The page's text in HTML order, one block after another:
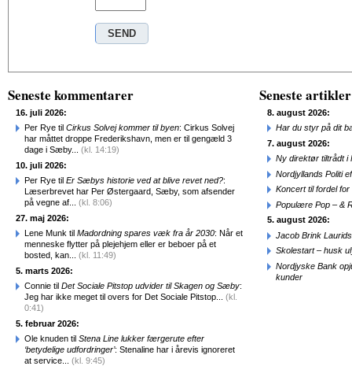
Seneste kommentarer
16. juli 2026:
Per Rye til Cirkus Solvej kommer til byen: Cirkus Solvej
har måttet droppe Frederikshavn, men er til gengæld 3
dage i Sæby... (kl. 14:19)
10. juli 2026:
Per Rye til Er Sæbys historie ved at blive revet ned?:
Læserbrevet har Per Østergaard, Sæby, som afsender
på vegne af... (kl. 8:06)
27. maj 2026:
Lene Munk til Madordning spares væk fra år 2030: Når et
menneske flytter på plejehjem eller er beboer på et
bosted, kan... (kl. 11:49)
5. marts 2026:
Connie til Det Sociale Pitstop udvider til Skagen og Sæby:
Jeg har ikke meget til overs for Det Sociale Pitstop... (kl.
0:41)
5. februar 2026:
Ole knuden til Stena Line lukker færgerute efter
‘betydelige udfordringer’: Stenaline har i årevis ignoreret
at service... (kl. 9:45)
Seneste artikler
8. august 2026:
Har du styr på dit
7. august 2026:
Ny direktør tiltrådt i
Nordjyllands Politi
Koncert til fordel
Populære Pop – &
5. august 2026:
Jacob Brink
Skolestart – husk
Nordjyske Bank
kunder